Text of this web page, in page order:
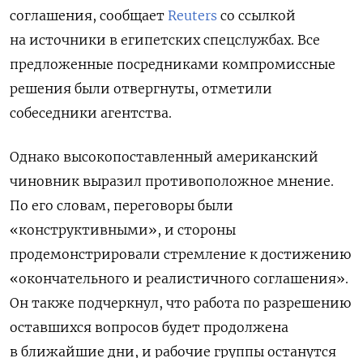
соглашения, сообщает Reuters со ссылкой
на источники в египетских спецслужбах. Все
предложенные посредниками компромиссные
решения были отвергнуты, отметили
собеседники агентства.
Однако высокопоставленный американский
чиновник выразил противоположное мнение.
По его словам, переговоры были
«конструктивными», и стороны
продемонстрировали стремление к достижению
«окончательного и реалистичного соглашения».
Он также подчеркнул, что работа по разрешению
оставшихся вопросов будет продолжена
в ближайшие дни, и рабочие группы останутся